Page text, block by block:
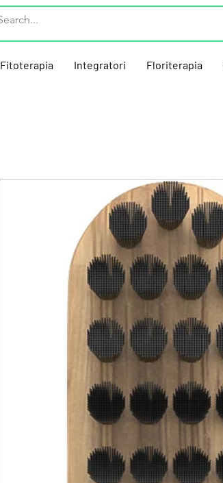
Fitoterapia Integratori Floriterapia